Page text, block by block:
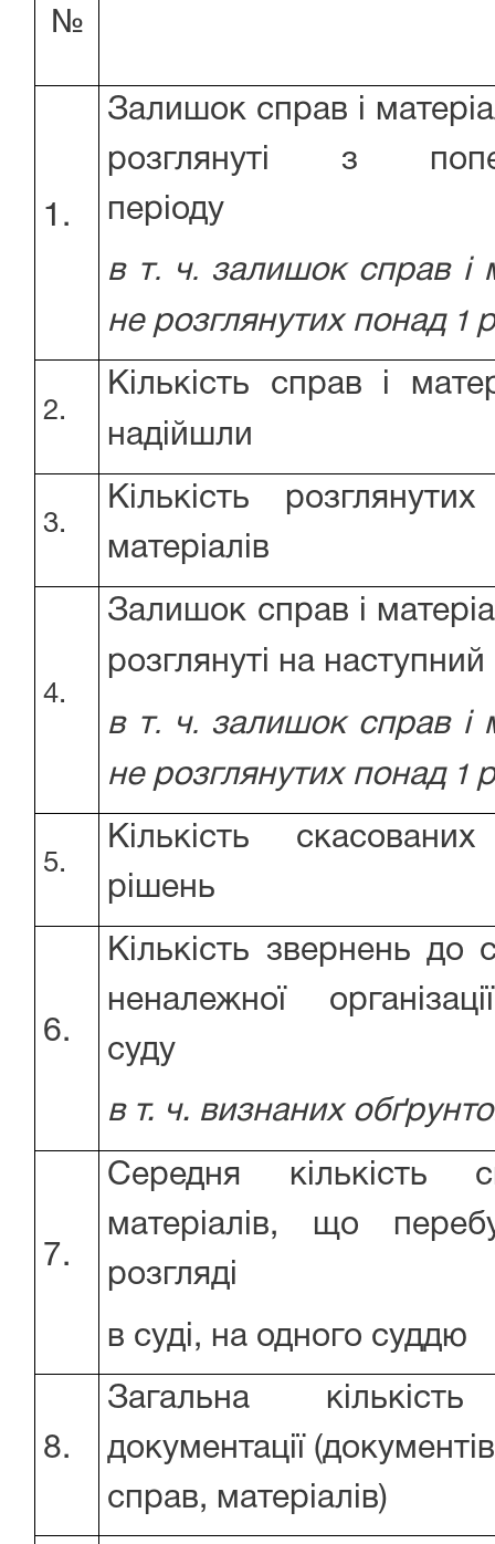
№
1.
Залишок справ і
розглянуті з
періоду
вт. ч. залишоксправі
нерозглянутихпонад1
2.
Кількість справ і
надійшли
3.
Кількість
матеріалів
4.
Залишок справ і
розглянуті на наступний
вт. ч. залишоксправі
нерозглянутихпонад1
5.
Кількість
рішень
6.
Кількість звернень до
неналежної
суду
в т. ч. визнаних
7.
Середня кількість
матеріалів, що
розгляді
в суді, на одного суддю
8.
Загальна кількість
документації
справ, матеріалів)